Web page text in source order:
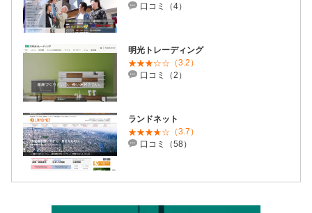
口コミ（4）
明光トレーディング
（3.2）
口コミ（2）
ランドネット
（3.7）
口コミ（58）